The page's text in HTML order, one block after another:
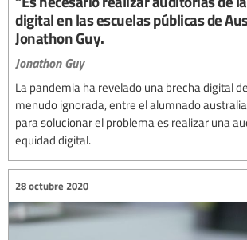
digital en las escuelas públicas de
Jonathon Guy.
Jonathon Guy
La pandemia ha revelado una brecha digital
menudo ignorada, entre el alumnado
para solucionar el problema es realizar una
equidad digital.
28 octubre 2020